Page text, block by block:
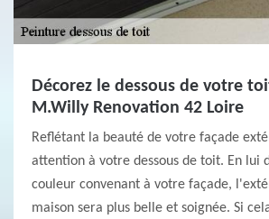
Décorez le dessous de votre
M.Willy Renovation 42 Loire
Reflétant la beauté de votre façade
attention à votre dessous de toit. En lui
couleur convenant à votre façade,
maison sera plus belle et soignée. Si